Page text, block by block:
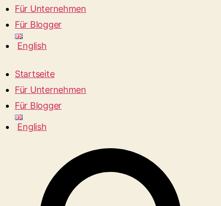
Für Unternehmen
Für Blogger
English
Startseite
Für Unternehmen
Für Blogger
English